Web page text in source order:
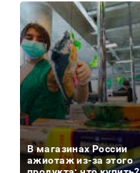
В магазинах России
ажиотаж из-за этого